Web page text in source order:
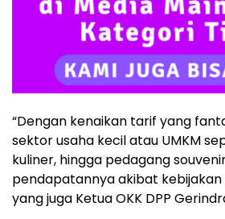
“Dengan kenaikan tarif yang
sektor usaha kecil atau UMKM
kuliner, hingga pedagang
pendapatannya akibat kebijakan
yang juga Ketua OKK DPP